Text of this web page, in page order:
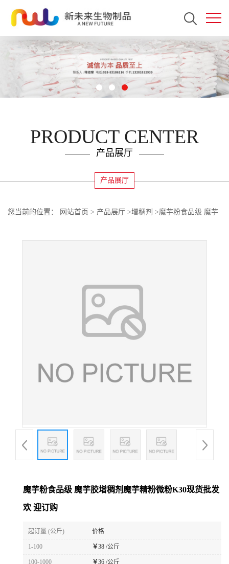
PRODUCT CENTER
产品展厅
产品展厅
您当前的位置： 网站首页 > 产品展厅 >增稠剂 >魔芋粉食品级 魔芋
魔芋粉食品级 魔芋胶增稠剂魔芋精粉微粉K30现货批发
欢 迎订购
起订量 (公斤) 价格
1-100 ￥38 /公斤
100-1000 ￥36 /公斤